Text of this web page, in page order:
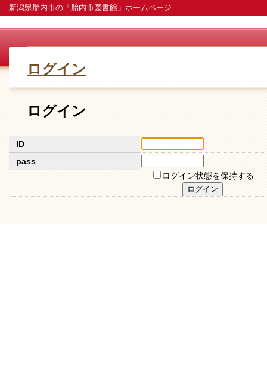
新潟県胎内市の「胎内市図書館」ホームページ
ログイン
ログイン
ID
pass
ログイン状態を保持する